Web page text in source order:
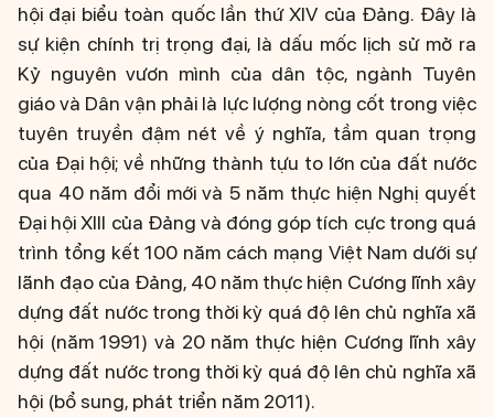
hội đại biểu toàn quốc lần thứ XIV của Đảng. Đây là
sự kiện chính trị trọng đại, là dấu mốc lịch sử mở ra
Kỷ nguyên vươn mình của dân tộc, ngành Tuyên
giáo và Dân vận phải là lực lượng nòng cốt trong việc
tuyên truyền đậm nét về ý nghĩa, tầm quan trọng
của Đại hội; về những thành tựu to lớn của đất nước
qua 40 năm đổi mới và 5 năm thực hiện Nghị quyết
Đại hội XIII của Đảng và đóng góp tích cực trong quá
trình tổng kết 100 năm cách mạng Việt Nam dưới sự
lãnh đạo của Đảng, 40 năm thực hiện Cương lĩnh xây
dựng đất nước trong thời kỳ quá độ lên chủ nghĩa xã
hội (năm 1991) và 20 năm thực hiện Cương lĩnh xây
dựng đất nước trong thời kỳ quá độ lên chủ nghĩa xã
hội (bổ sung, phát triển năm 2011).